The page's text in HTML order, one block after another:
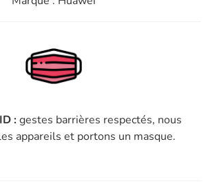
:gestes barrières respectés, nous
appareils et portons un masque.